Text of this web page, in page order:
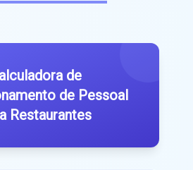
de
de Pessoal
Restaurantes